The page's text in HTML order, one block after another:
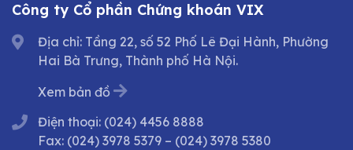
Công ty Cổ phần Chứng khoán VIX
Địa chỉ: Tầng 22, số 52 Phố Lê Đại Hành, Phường
Hai Bà Trưng, Thành phố Hà Nội.
Xem bản đồ
Điện thoại: (024) 4456 8888
Fax: (024) 3978 5379 – (024) 3978 5380